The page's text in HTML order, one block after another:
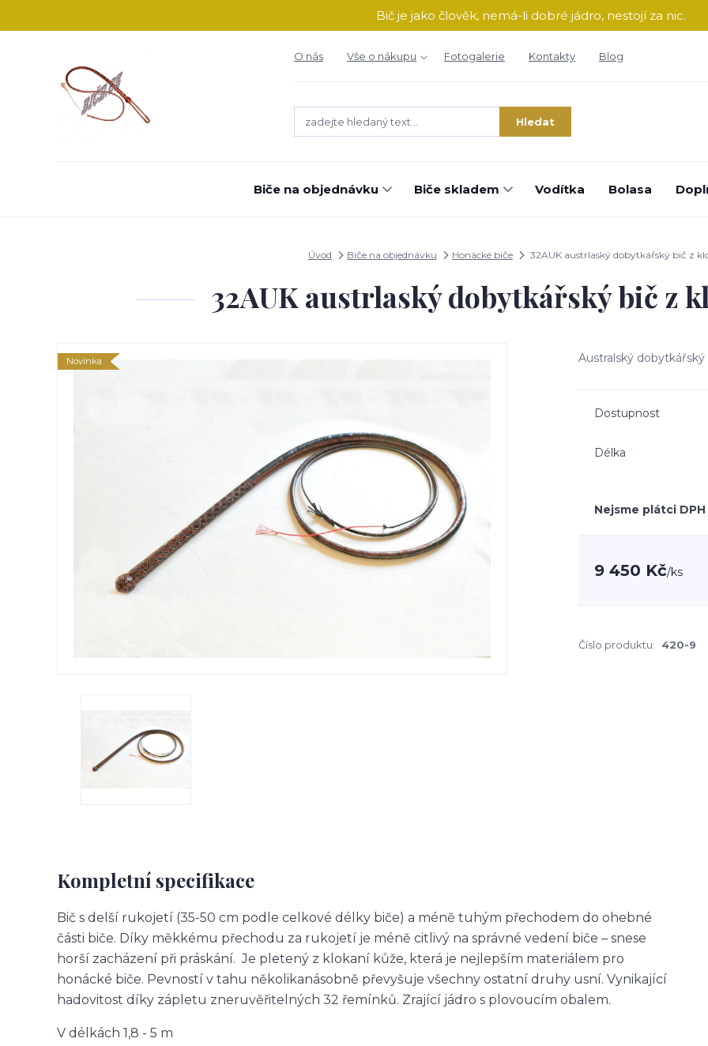
Bič je jako člověk, nemá-li dobré jádro, nestojí za nic.
O nás Vše o nákupu Fotogalerie Kontakty Blog
Hledat
Biče na objednávku Biče skladem Vodítka Bolasa
Úvod Biče na objednávku Honácké biče 32AUK austrlaský dobytkářský bič z
32AUK austrlaský dobytkářský bič z
Novinka Australský dobytkářský
Dostupnost
Délka
Nejsme plátci DPH
9 450 Kč/ks
Číslo produktu: 420-9
Kompletní specifikace
Bič s delší rukojetí (35-50 cm podle celkové délky biče) a méně tuhým přechodem do ohebné
části biče. Díky měkkému přechodu za rukojetí je méně citlivý na správné vedení biče – snese
horší zacházení při práskání. Je pletený z klokaní kůže, která je nejlepším materiálem pro
honácké biče. Pevností v tahu několikanásobně převyšuje všechny ostatní druhy usní. Vynikající
hadovitost díky zápletu zneruvěřitelných 32 řemínků. Zrající jádro s plovoucím obalem.
V délkách 1,8 - 5 m